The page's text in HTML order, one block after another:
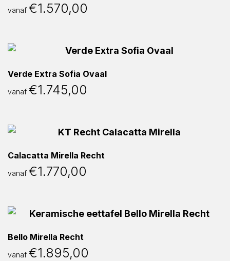
vanaf €1.570,00
Verde Extra Sofia Ovaal
vanaf €1.745,00
Calacatta Mirella Recht
vanaf €1.770,00
Bello Mirella Recht
vanaf €1.895,00